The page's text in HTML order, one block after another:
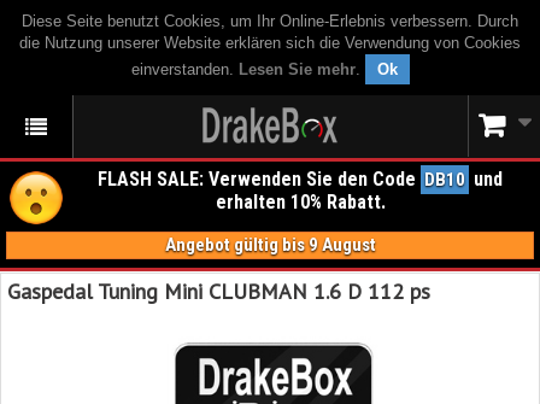
Diese Seite benutzt Cookies, um Ihr Online-Erlebnis verbessern. Durch
die Nutzung unserer Website erklären sich die Verwendung von Cookies
einverstanden. Lesen Sie mehr. Ok
FLASH SALE: Verwenden Sie den Code DB10 und
erhalten 10% Rabatt.
Angebot gültig bis 9 August
Gaspedal Tuning Mini CLUBMAN 1.6 D 112 ps